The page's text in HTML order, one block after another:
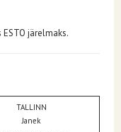
järelmaks.
TALLINN
Janek